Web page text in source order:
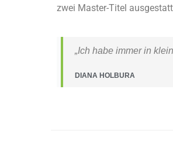
zwei Master-Titel
„Ich habe immer in
DIANA HOLBURA